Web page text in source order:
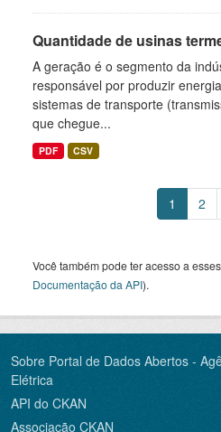
Quantidade de usinas
A geração é o segmento da
responsável por produzir
sistemas de transporte
que chegue...
PDF CSV
1 2
Você também pode ter acesso a
Documentação da API).
Sobre Portal de Dados Abertos -
Elétrica
API do CKAN
Associação CKAN